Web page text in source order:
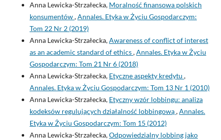
Anna Lewicka-Strzałecka, Moralność finansowa polskich
konsumentów,Annales. Etyka w Życiu Gospodarczym:
Tom 22 Nr 2 (2019)
Anna Lewicka-Strzałecka,Awareness of conflict of interest
as an academic standard of ethics,Annales. Etyka w Życiu
Gospodarczym: Tom 21 Nr 6 (2018)
Anna Lewicka-Strzałecka, Etyczne aspekty kredytu ,
Annales. Etyka w Życiu Gospodarczym: Tom 13 Nr 1 (2010)
Anna Lewicka-Strzałecka, Etyczny wzór lobbingu: analiza
kodeksów regulujących działalność lobbingową,Annales.
Etyka w Życiu Gospodarczym: Tom 15 (2012)
Anna Lewicka-Strzałecka,Odpowiedzialny lobbing jako